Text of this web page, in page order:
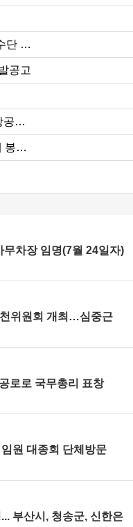
단 …
공고
공…
봉…
차장 임명(7월 24일자)
위원회 개최…심중근
로로 국무총리 표창
원 대종회 단체방문
부산시, 청송군, 신한은